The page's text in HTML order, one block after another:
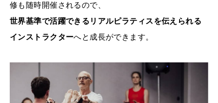
修も随時開催されるので、
世界基準で活躍できるリアルピラティスを伝えられる
インストラクターへと成長ができます。